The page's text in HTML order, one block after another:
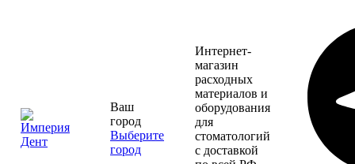
Ваш
город
Выберите
город
Интернет-
магазин
расходных
материалов и
оборудования
для
стоматологий
с доставкой